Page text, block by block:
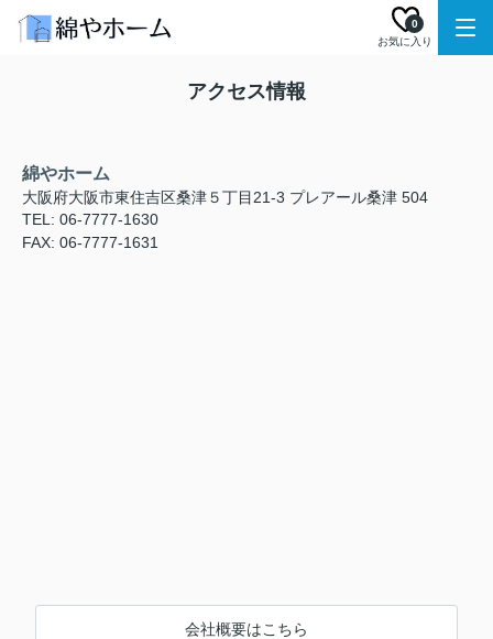
お気に入り
0
アクセス情報
綿やホーム
大阪府大阪市東住吉区桑津５丁目21-3 プレアール桑津 504
TEL: 06-7777-1630
FAX: 06-7777-1631
会社概要はこちら